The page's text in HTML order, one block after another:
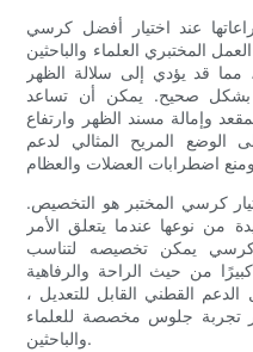
عند اختيار أفضل كرسي
المختبري العلماء والباحثين
قد يؤدي إلى سلالة الظهر
بشكل صحيح. يمكن أن تساعد
وإمالة مسند الظهر وارتفاع
الوضع المريح المثالي لدعم
كرسي المختبر هو التخصيص.
من نوعها عندما يتعلق الأمر
يمكن تخصيصه لتناسب
من حيث الراحة والرفاهية
القطني القابل للتعديل ،
تجربة جلوس مخصصة للعلماء
والباحثين.